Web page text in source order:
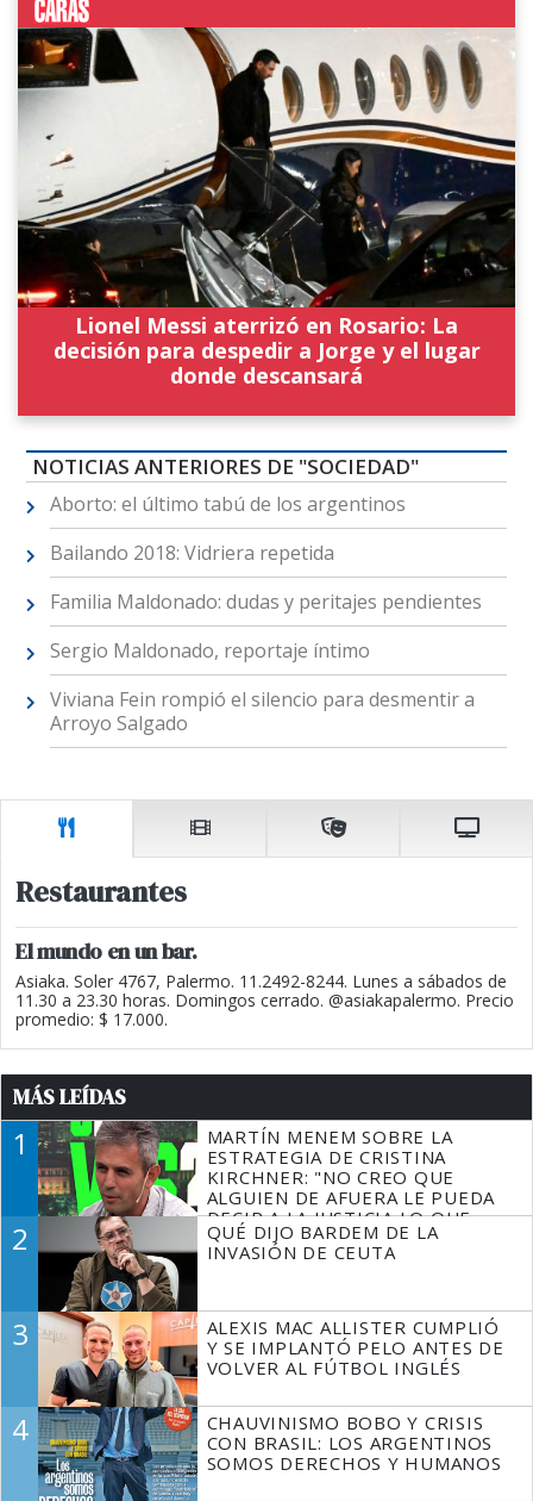
Lionel Messi aterrizó en Rosario: La
decisión para despedir a Jorge y el lugar
donde descansará
NOTICIAS ANTERIORES DE "SOCIEDAD"
Aborto: el último tabú de los argentinos
Bailando 2018: Vidriera repetida
Familia Maldonado: dudas y peritajes pendientes
Sergio Maldonado, reportaje íntimo
Viviana Fein rompió el silencio para desmentir a
Arroyo Salgado
Restaurantes
El mundo en un bar.
Asiaka. Soler 4767, Palermo. 11.2492-8244. Lunes a sábados de
11.30 a 23.30 horas. Domingos cerrado. @asiakapalermo. Precio
promedio: $ 17.000.
MÁS LEÍDAS
1
MARTÍN MENEM SOBRE LA
ESTRATEGIA DE CRISTINA
KIRCHNER: "NO CREO QUE
ALGUIEN DE AFUERA LE PUEDA
DECIR A LA JUSTICIA LO QUE
TIENE QUE HACER"
2
QUÉ DIJO BARDEM DE LA
INVASIÓN DE CEUTA
3
ALEXIS MAC ALLISTER CUMPLIÓ
Y SE IMPLANTÓ PELO ANTES DE
VOLVER AL FÚTBOL INGLÉS
4
CHAUVINISMO BOBO Y CRISIS
CON BRASIL: LOS ARGENTINOS
SOMOS DERECHOS Y HUMANOS